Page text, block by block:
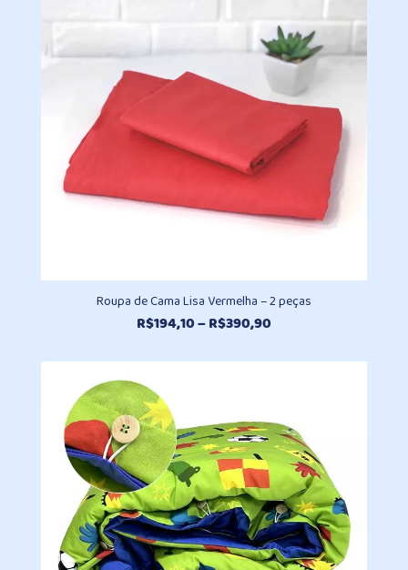
Roupa de Cama Lisa Vermelha – 2 peças
R$194,10–R$390,90Faixa
preço:
R$390,90